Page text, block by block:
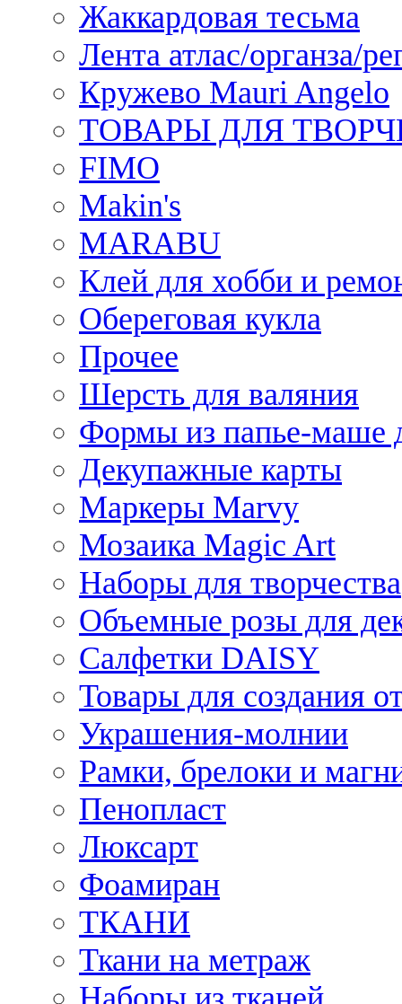
Жаккардовая тесьма
Лента атлас/органза/
Кружево Mauri Angelo
ТОВАРЫ ДЛЯ
FIMO
Makin's
MARABU
Клей для хобби и
Обереговая кукла
Прочее
Шерсть для валяния
Формы из папье-маше
Декупажные карты
Маркеры Marvy
Мозаика Magic Art
Наборы для творчества
Объемные розы для
Салфетки DAISY
Товары для создания
Украшения-молнии
Рамки, брелоки и
Пенопласт
Люксарт
Фоамиран
ТКАНИ
Ткани на метраж